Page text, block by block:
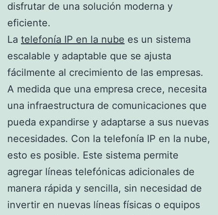
disfrutar de una solución moderna y
eficiente.
La telefonía IP en la nube es un sistema
escalable y adaptable que se ajusta
fácilmente al crecimiento de las empresas.
A medida que una empresa crece, necesita
una infraestructura de comunicaciones que
pueda expandirse y adaptarse a sus nuevas
necesidades. Con la telefonía IP en la nube,
esto es posible. Este sistema permite
agregar líneas telefónicas adicionales de
manera rápida y sencilla, sin necesidad de
invertir en nuevas líneas físicas o equipos